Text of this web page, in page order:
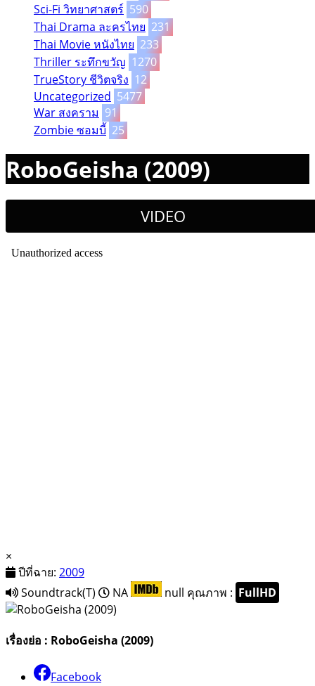
Sci-Fi วิทยาศาสตร์ 590
Thai Drama ละครไทย 231
Thai Movie หนังไทย 233
Thriller ระทึกขวัญ 1270
TrueStory ชีวิตจริง 12
Uncategorized 5477
War สงคราม 91
Zombie ซอมบี้ 25
RoboGeisha (2009)
VIDEO
×
ปีที่ฉาย: 2009
Soundtrack(T)
NA null คุณภาพ : FullHD
เรื่องย่อ : RoboGeisha (2009)
Facebook